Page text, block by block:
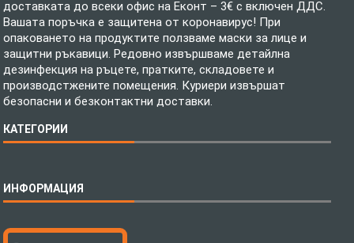
доставката до всеки офис на Еконт – 3€ с включен ДДС.
Вашата поръчка е защитена от коронавирус! При
опаковането на продуктите ползваме маски за лице и
защитни ръкавици. Редовно извършваме детайлна
дезинфекция на ръцете, пратките, складовете и
производстжените помещения. Куриери извършат
безопасни и безконтактни доставки.
КАТЕГОРИИ
Бебешки спални комплекти
Тениски с пълноцветен печат
ИНФОРМАЦИЯ
Технология на печатане